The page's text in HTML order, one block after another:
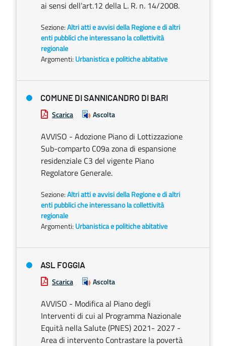
ai sensi dell’art.12 della L. R. n. 14/2008.
Sezione:Altri atti e avvisi della Regione e di altri
enti pubblici che interessano la collettività
regionale
Argomenti: Urbanistica e politiche abitative
COMUNE DI SANNICANDRO DI BARI
Scarica Ascolta
AVVISO - Adozione Piano di Lottizzazione
Sub-comparto C09a zona di espansione
residenziale C3 del vigente Piano
Regolatore Generale.
Sezione:Altri atti e avvisi della Regione e di altri
enti pubblici che interessano la collettività
regionale
Argomenti: Urbanistica e politiche abitative
ASL FOGGIA
Scarica Ascolta
AVVISO - Modifica al Piano degli
Interventi di cui al Programma Nazionale
Equità nella Salute (PNES) 2021- 2027 -
Area di intervento Contrastare la povertà